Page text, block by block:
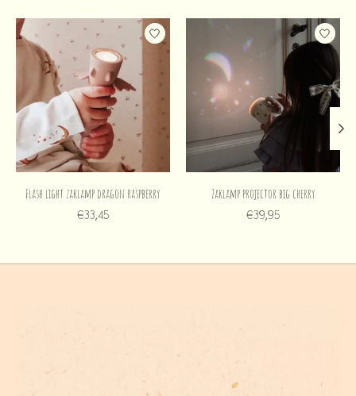
Items van productcarrousel
Flash light zaklamp dragon raspberry
€33,45
Zaklamp projector big cherry
€39,95